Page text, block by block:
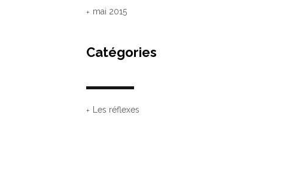
mai 2015
Catégories
Les réflexes